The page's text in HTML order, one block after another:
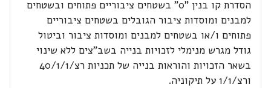
הסדרת קו בנין "0" בשטחים ציבוריים פתוחים ובשטחים
למבנים ומוסדות ציבור הגובלים בשטחים ציבוריים
פתוחים ו/או בשטחים למבנים ומוסדות ציבור וביטול
גודל מגרש מנימלי לזכויות בנייה בשב"צים ללא שינוי
בשאר הזכויות והוראות בנייה של תכניות רצ/40/1/1
ורצ/1/1 על תיקוניה.